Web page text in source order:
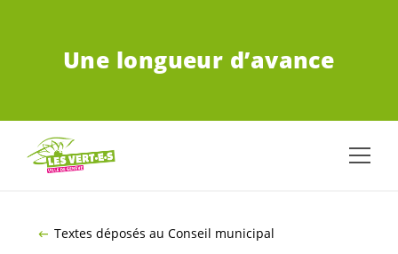
Une longueur d’avance
Textes déposés au Conseil municipal